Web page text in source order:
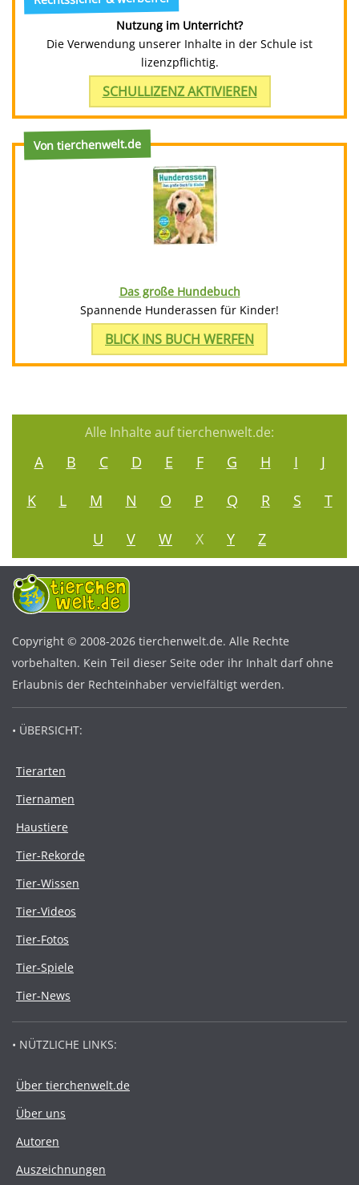
Nutzung im Unterricht?
Die Verwendung unserer Inhalte in der Schule ist
lizenzpflichtig.
SCHULLIZENZ AKTIVIEREN
Von tierchenwelt.de
Das große Hundebuch
Spannende Hunderassen für Kinder!
BLICK INS BUCH WERFEN
Alle Inhalte auf tierchenwelt.de:
A B C D E F G H I
J
K
L M N O P Q R S
T
U
V W X Y Z
Copyright © 2008-2026 tierchenwelt.de. Alle Rechte
vorbehalten. Kein Teil dieser Seite oder ihr Inhalt darf ohne
Erlaubnis der Rechteinhaber vervielfältigt werden.
• ÜBERSICHT:
Tierarten
Tiernamen
Haustiere
Tier-Rekorde
Tier-Wissen
Tier-Videos
Tier-Fotos
Tier-Spiele
Tier-News
• NÜTZLICHE LINKS:
Über tierchenwelt.de
Über uns
Autoren
Auszeichnungen